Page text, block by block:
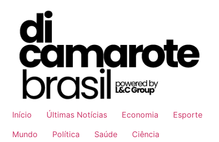
conteúdo
Início Últimas Notícias Economia
Esporte
Mundo
Política Saúde
Ciência